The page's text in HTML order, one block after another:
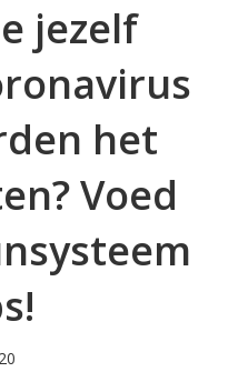
jezelf
het
Voed